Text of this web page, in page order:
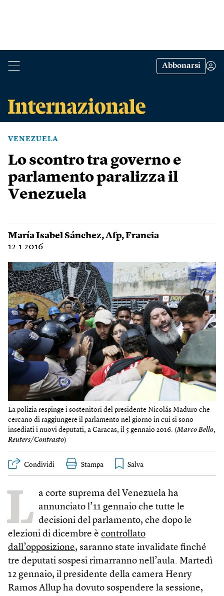
Abbonarsi
VENEZUELA
Lo scontro tra governo e
parlamento paralizza il
Venezuela
María Isabel Sánchez,Afp,Francia
12.1.2016
La polizia respinge i sostenitori del presidente Nicolás Maduro che
cercano di raggiungere il parlamento nel giorno in cui si sono
insediati i nuovi deputati, a Caracas, il 5 gennaio 2016. (Marco Bello,
Reuters/Contrasto)
Condividi Stampa
L a corte suprema del Venezuela ha
annunciato l’11 gennaio che tutte le
decisioni del parlamento, che dopo le
elezioni di dicembre è controllato
dall’opposizione, saranno state invalidate finché
tre deputati sospesi rimarranno nell’aula. Martedì
12 gennaio, il presidente della camera Henry
Ramos Allup ha dovuto sospendere la sessione,